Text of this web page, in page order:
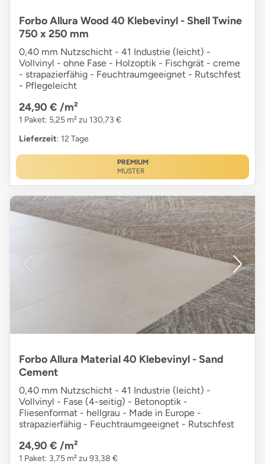
Forbo Allura Wood 40 Klebevinyl - Shell Twine
750 x 250 mm
0,40 mm Nutzschicht - 41 Industrie (leicht) -
Vollvinyl - ohne Fase - Holzoptik - Fischgrät - creme
- strapazierfähig - Feuchtraumgeeignet - Rutschfest
- Pflegeleicht
24,90 € /m²
1 Paket: 5,25 m² zu 130,73 €
Lieferzeit: 12 Tage
PREMIUM
MUSTER
Forbo Allura Material 40 Klebevinyl - Sand
Cement
0,40 mm Nutzschicht - 41 Industrie (leicht) -
Vollvinyl - Fase (4-seitig) - Betonoptik -
Fliesenformat - hellgrau - Made in Europe -
strapazierfähig - Feuchtraumgeeignet - Rutschfest
24,90 € /m²
1 Paket: 3,75 m² zu 93,38 €